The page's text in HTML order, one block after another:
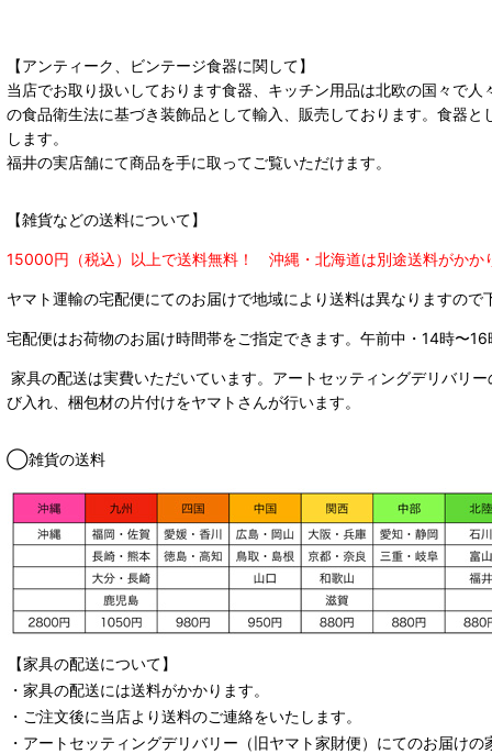
【アンティーク、ビンテージ食器に関して】
当店でお取り扱いしております食器、キッチン用品は北欧の国々で
の食品衛生法に基づき装飾品として輸入、販売しております。食器
します。
福井の実店舗にて商品を手に取ってご覧いただけます。
【雑貨などの送料について】
15000円（税込）以上で送料無料！ 沖縄・北海道は別途送料がかか
ヤマト運輸の宅配便にてのお届けで地域により送料は異なりますので
宅配便はお荷物のお届け時間帯をご指定できます。 午前中・14時〜
家具の配送は実費いただいています。アートセッティングデリバリ
び入れ、梱包材の片付けをヤマトさんが行います。
◯雑貨の送料
【家具の配送について】
・家具の配送には送料がかかります。
・ご注文後に当店より送料のご連絡をいたします。
・ アートセッティングデリバリー （旧ヤマト家財便） にてのお届けの